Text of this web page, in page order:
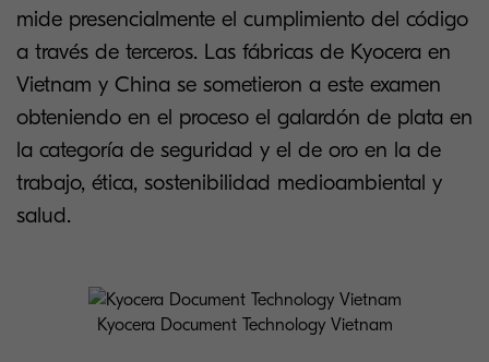
mide presencialmente el cumplimiento del código
a través de terceros. Las fábricas de Kyocera en
Vietnam y China se sometieron a este examen
obteniendo en el proceso el galardón de plata en
la categoría de seguridad y el de oro en la de
trabajo, ética, sostenibilidad medioambiental y
salud.
Kyocera Document Technology Vietnam